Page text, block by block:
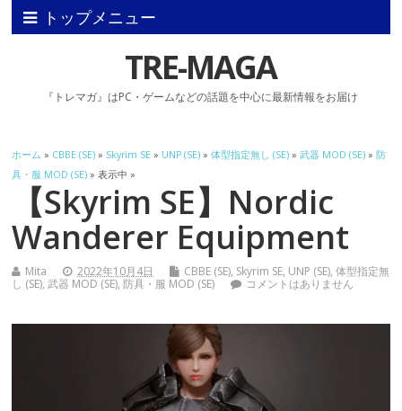
トップメニュー
TRE-MAGA
『トレマガ』はPC・ゲームなどの話題を中心に最新情報をお届け
ホーム » CBBE (SE) » Skyrim SE » UNP (SE) »体型指定無し (SE) »武器 MOD (SE) »防
具・服 MOD (SE) » 表示中 »
【Skyrim SE】Nordic
Wanderer Equipment
Mita 2022年10月4日 CBBE (SE), Skyrim SE, UNP (SE),体型指定無
し (SE),武器 MOD (SE),防具・服 MOD (SE) コメントはありません